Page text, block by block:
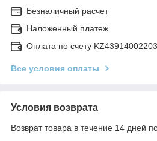
Безналичный расчет
Наложенный платеж
Оплата по счету
Все условия оплаты
Условия возврата
Возврат товара в течение 14 дней